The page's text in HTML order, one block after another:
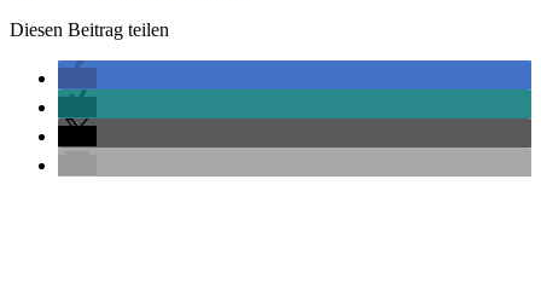
Diesen Beitrag teilen